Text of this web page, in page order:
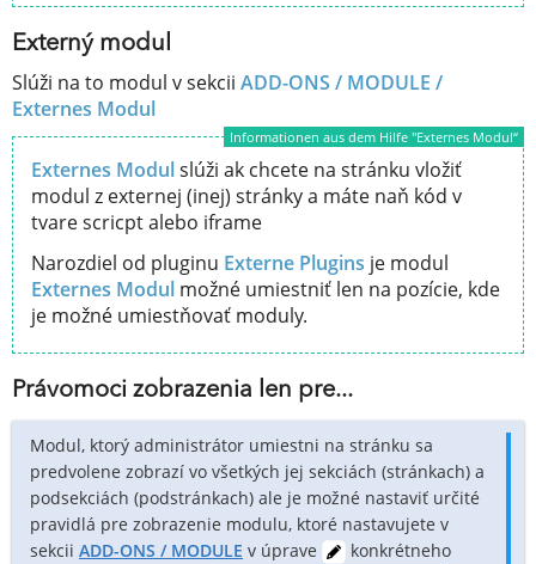
Externý modul
Slúži na to modul v sekcii ADD-ONS / MODULE /
Externes Modul
Informationen aus dem Hilfe "Externes Modul“
Externes Modulslúži ak chcete na stránku vložiť
modul z externej (inej) stránky a máte naň kód v
tvare scricpt alebo iframe
Narozdiel od pluginu Externe Plugins je modul
Externes Modul možné umiestniť len na pozície, kde
je možné umiestňovať moduly.
Právomoci zobrazenia len pre...
Modul, ktorý administrátor umiestni na stránku sa
predvolene zobrazí vo všetkých jej sekciách (stránkach) a
podsekciách (podstránkach) ale je možné nastaviť určité
pravidlá pre zobrazenie modulu, ktoré nastavujete v
sekcii ADD-ONS / MODULE v úprave
konkrétneho